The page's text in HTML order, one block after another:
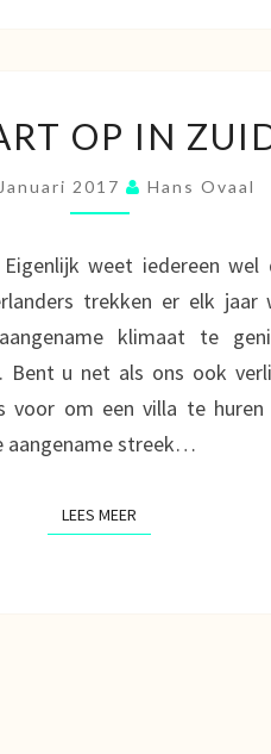
UW
OP
ZUID
OP IN
2017 Hans Ovaal
weet iedereen
trekken er elk
klimaat te
Bent u net als ons ook
voor om een villa te
aangename streek…
LEES MEER